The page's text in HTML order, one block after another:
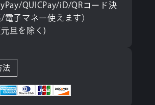
QUICPay/iD/QRコード決
電子マネー使えます）
旦を除く)
法